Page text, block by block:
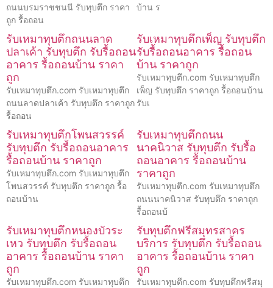
ถนนบรมราชชนนี รับทุบตึก ราคา
ถูก รื้อถอน
บ้าน ร
รับเหมาทุบตึกถนนลาด
ปลาเค้า รับทุบตึก รับรื้อถอน
อาคาร รื้อถอนบ้าน ราคา
ถูก
รับเหมาทุบตึก.com รับเหมาทุบตึก
ถนนลาดปลาเค้า รับทุบตึก ราคาถูก
รื้อถอน
รับเหมาทุบตึกเพ็ญ รับทุบตึก
รับรื้อถอนอาคาร รื้อถอน
บ้าน ราคาถูก
รับเหมาทุบตึก.com รับเหมาทุบตึก
เพ็ญ รับทุบตึก ราคาถูก รื้อถอนบ้าน
รับเ
รับเหมาทุบตึกโพนสวรรค์
รับทุบตึก รับรื้อถอนอาคาร
รื้อถอนบ้าน ราคาถูก
รับเหมาทุบตึก.com รับเหมาทุบตึก
โพนสวรรค์ รับทุบตึก ราคาถูก รื้อ
ถอนบ้าน
รับเหมาทุบตึกถนน
นาคนิวาส รับทุบตึก รับรื้อ
ถอนอาคาร รื้อถอนบ้าน
ราคาถูก
รับเหมาทุบตึก.com รับเหมาทุบตึก
ถนนนาคนิวาส รับทุบตึก ราคาถูก
รื้อถอนบ้
รับเหมาทุบตึกหนองบัวระ
เหว รับทุบตึก รับรื้อถอน
อาคาร รื้อถอนบ้าน ราคา
ถูก
รับเหมาทุบตึก.com รับเหมาทุบตึก
รับทุบตึกฟรีสมุทรสาคร
บริการ รับทุบตึก รับรื้อถอน
อาคาร รื้อถอนบ้าน ราคา
ถูก
รับเหมาทุบตึก.com รับทุบตึกฟรีสมุ